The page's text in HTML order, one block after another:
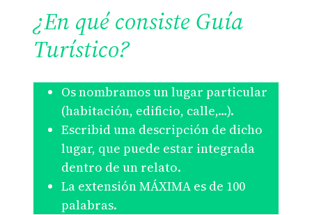
¿En qué consiste Guía
Turístico?
Os nombramos un lugar particular
(habitación, edificio, calle,…).
Escribid una descripción de dicho
lugar, que puede estar integrada
dentro de un relato.
La extensión MÁXIMA es de 100
palabras.